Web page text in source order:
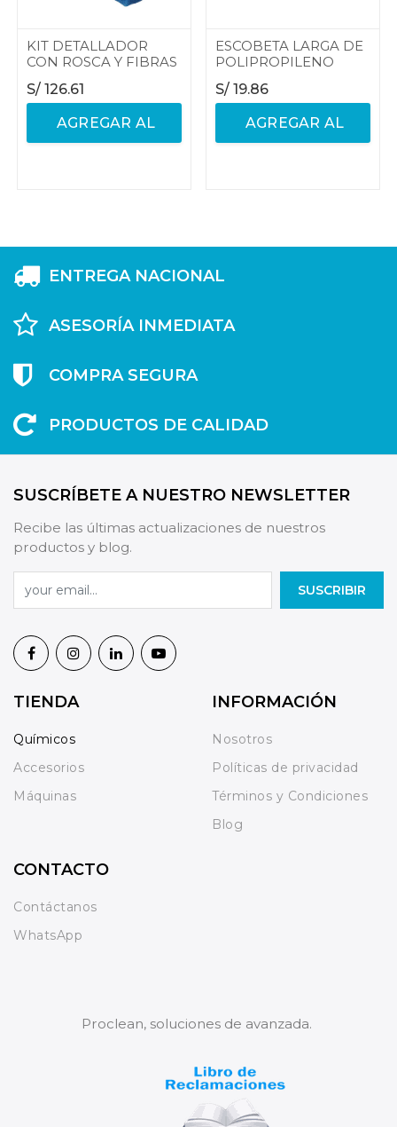
KIT DETALLADOR
CON ROSCA Y FIBRAS
S/ 126.61
AGREGAR AL
ESCOBETA LARGA DE
POLIPROPILENO
S/ 19.86
AGREGAR AL
ENTREGA NACIONAL
ASESORÍA INMEDIATA
COMPRA SEGURA
PRODUCTOS DE CALIDAD
SUSCRÍBETE A NUESTRO NEWSLETTER
Recibe las últimas actualizaciones de nuestros
productos y blog.
SUSCRIBIR
TIENDA
Químicos
Accesorios
Máquinas
INFORMACIÓN
Nosotros
Políticas de privacidad
Términos y Condiciones
Blog
CONTACTO
Contáctanos
WhatsApp
Proclean, soluciones de avanzada.